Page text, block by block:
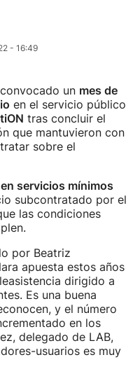
- 16:49
un mes de
en el servicio público
tras concluir el
que mantuvieron con
sobre el
en servicios mínimos
subcontratado por el
las condiciones
por Beatriz
apuesta estos años
dirigido a
Es una buena
y el número
en los
delegado de LAB,
usuarios es muy